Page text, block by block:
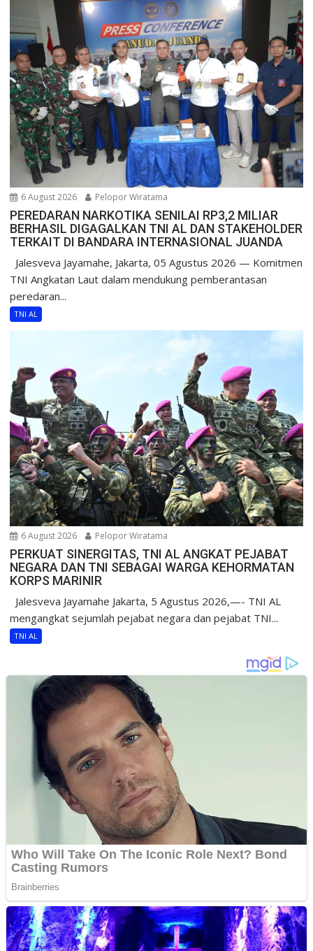
6 August 2026 Pelopor Wiratama
PEREDARAN NARKOTIKA SENILAI RP3,2 MILIAR
BERHASIL DIGAGALKAN TNI AL DAN STAKEHOLDER
TERKAIT DI BANDARA INTERNASIONAL JUANDA
Jalesveva Jayamahe, Jakarta, 05 Agustus 2026 — Komitmen
TNI Angkatan Laut dalam mendukung pemberantasan
peredaran...
TNI AL
6 August 2026 Pelopor Wiratama
PERKUAT SINERGITAS, TNI AL ANGKAT PEJABAT
NEGARA DAN TNI SEBAGAI WARGA KEHORMATAN
KORPS MARINIR
Jalesveva Jayamahe Jakarta, 5 Agustus 2026,—- TNI AL
mengangkat sejumlah pejabat negara dan pejabat TNI...
TNI AL